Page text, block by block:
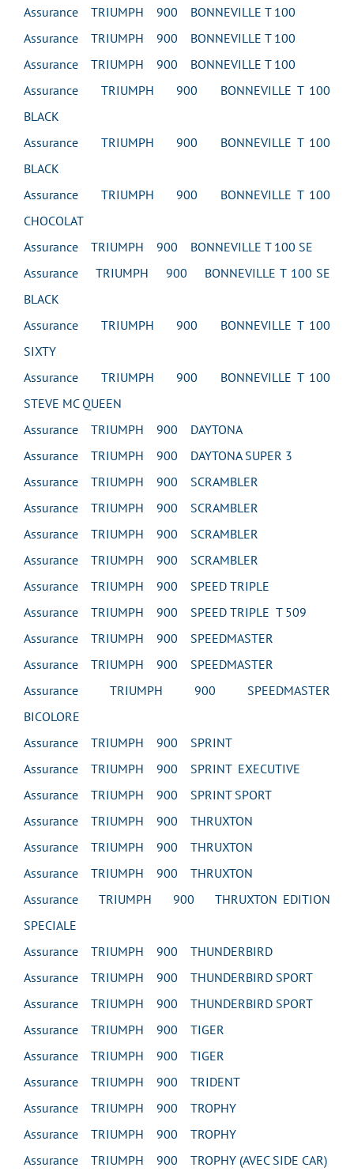
Assurance TRIUMPH 900 BONNEVILLE T 100
Assurance TRIUMPH 900 BONNEVILLE T 100
Assurance TRIUMPH 900 BONNEVILLE T 100
Assurance TRIUMPH 900 BONNEVILLE T 100
BLACK
Assurance TRIUMPH 900 BONNEVILLE T 100
BLACK
Assurance TRIUMPH 900 BONNEVILLE T 100
CHOCOLAT
Assurance TRIUMPH 900 BONNEVILLE T 100 SE
Assurance TRIUMPH 900 BONNEVILLE T 100 SE
BLACK
Assurance TRIUMPH 900 BONNEVILLE T 100
SIXTY
Assurance TRIUMPH 900 BONNEVILLE T 100
STEVE MC QUEEN
Assurance TRIUMPH 900 DAYTONA
Assurance TRIUMPH 900 DAYTONA SUPER 3
Assurance TRIUMPH 900 SCRAMBLER
Assurance TRIUMPH 900 SCRAMBLER
Assurance TRIUMPH 900 SCRAMBLER
Assurance TRIUMPH 900 SCRAMBLER
Assurance TRIUMPH 900 SPEED TRIPLE
Assurance TRIUMPH 900 SPEED TRIPLE T 509
Assurance TRIUMPH 900 SPEEDMASTER
Assurance TRIUMPH 900 SPEEDMASTER
Assurance TRIUMPH 900 SPEEDMASTER
BICOLORE
Assurance TRIUMPH 900 SPRINT
Assurance TRIUMPH 900 SPRINT EXECUTIVE
Assurance TRIUMPH 900 SPRINT SPORT
Assurance TRIUMPH 900 THRUXTON
Assurance TRIUMPH 900 THRUXTON
Assurance TRIUMPH 900 THRUXTON
Assurance TRIUMPH 900 THRUXTON EDITION
SPECIALE
Assurance TRIUMPH 900 THUNDERBIRD
Assurance TRIUMPH 900 THUNDERBIRD SPORT
Assurance TRIUMPH 900 THUNDERBIRD SPORT
Assurance TRIUMPH 900 TIGER
Assurance TRIUMPH 900 TIGER
Assurance TRIUMPH 900 TRIDENT
Assurance TRIUMPH 900 TROPHY
Assurance TRIUMPH 900 TROPHY
Assurance TRIUMPH 900 TROPHY (AVEC SIDE CAR)